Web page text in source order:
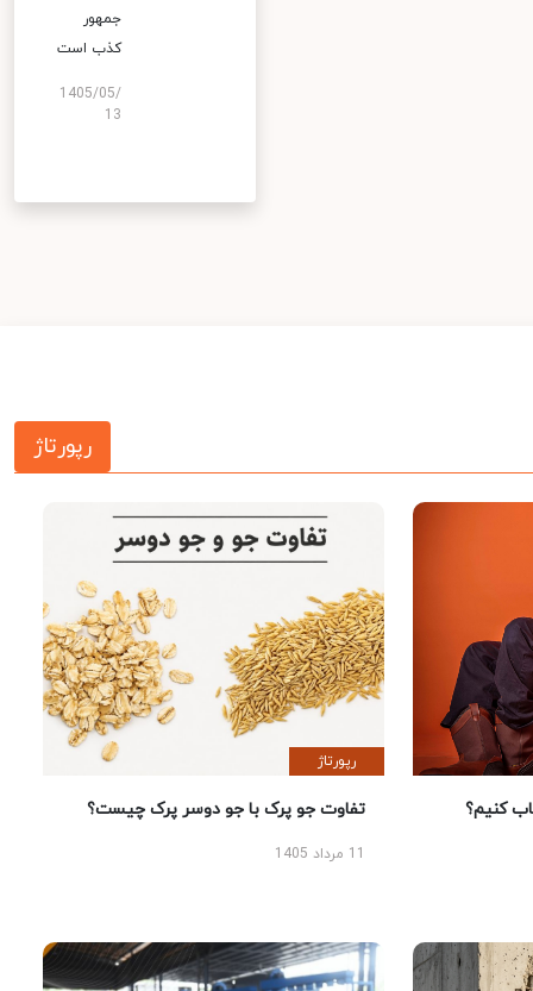
جمهور
کذب است
1405/05/
13
رپورتاژ
کنیم؟
رپورتاژ
تفاوت جو پرک با جو دوسر پرک چیست؟